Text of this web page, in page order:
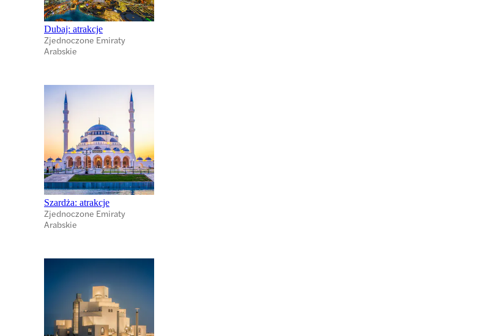
Dubaj: atrakcje
Zjednoczone Emiraty
Arabskie
Szardża: atrakcje
Zjednoczone Emiraty
Arabskie